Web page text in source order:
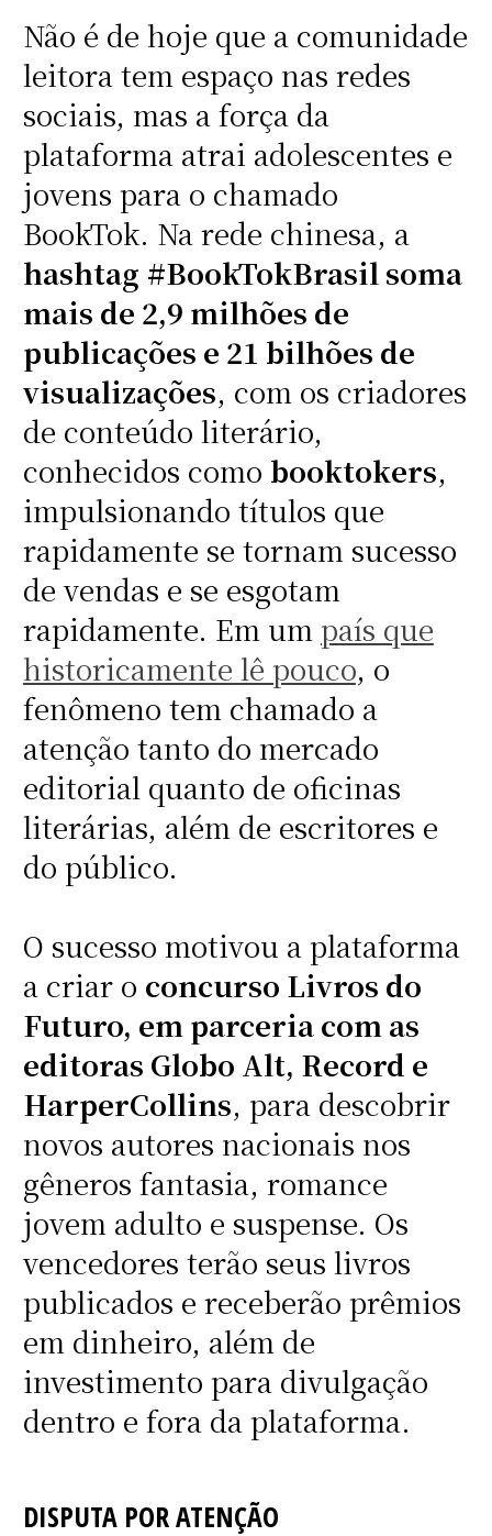
Não é de hoje que a comunidade
leitora tem espaço nas redes
sociais, mas a força da
plataforma atrai adolescentes e
jovens para o chamado
BookTok. Na rede chinesa, a
hashtag #BookTokBrasil soma
mais de 2,9 milhões de
publicações e 21 bilhões de
visualizações, com os criadores
de conteúdo literário,
conhecidos como booktokers,
impulsionando títulos que
rapidamente se tornam sucesso
de vendas e se esgotam
rapidamente. Em umpaís que
historicamente lê pouco, o
fenômeno tem chamado a
atenção tanto do mercado
editorial quanto de oficinas
literárias, além de escritores e
do público.
O sucesso motivou a plataforma
a criar o concurso Livros do
Futuro, em parceria com as
editoras Globo Alt, Record e
HarperCollins, para descobrir
novos autores nacionais nos
gêneros fantasia, romance
jovem adulto e suspense. Os
vencedores terão seus livros
publicados e receberão prêmios
em dinheiro, além de
investimento para divulgação
dentro e fora da plataforma.
DISPUTA POR ATENÇÃO